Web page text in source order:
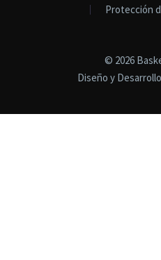
Protección
© 2026
Diseño y